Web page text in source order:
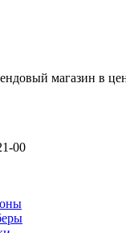
магазин в
00